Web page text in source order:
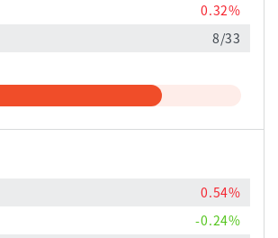
0.32%
8/33
0.54%
-0.24%